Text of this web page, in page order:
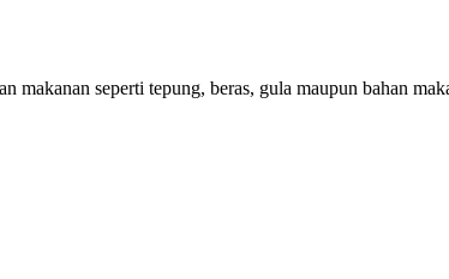
seperti tepung, beras, gula maupun bahan